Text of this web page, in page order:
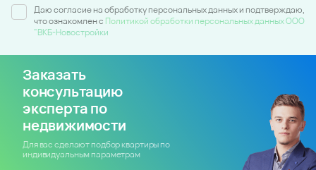
Даю согласие на обработку персональных данных и подтверждаю,
что ознакомлен c Политикой обработки персональных данных ООО
"ВКБ-Новостройки
Заказать
консультацию
эксперта по
недвижимости
Для вас сделают подбор квартиры по
индивидуальным параметрам